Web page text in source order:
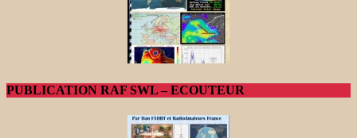
PUBLICATION RAF SWL – ECOUTEUR